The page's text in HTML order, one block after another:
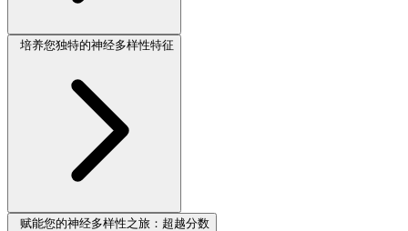
培养您独特的神经多样性特征
赋能您的神经多样性之旅：超越分数